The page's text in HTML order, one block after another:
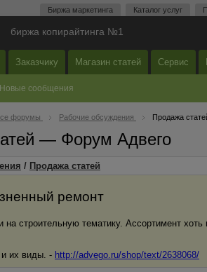
Биржа маркетинга Каталог услуг
биржа копирайтинга №1
Заказчику Магазин статей Сервис
Новые сообщения
форумы Рабочие обсуждения Продажа
— Форум Адвего
/ Продажа статей
ремонт
на строительную тематику. Ассортимент
их виды. - http://advego.ru/shop/text/2638068/